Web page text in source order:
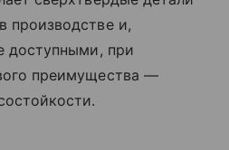
производстве и,
доступными, при
преимущества —